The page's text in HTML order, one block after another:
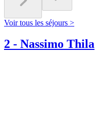
Voir tous les séjours >
2 - Nassimo Thila